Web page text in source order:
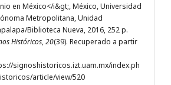
en México</i&gt;, México, Universidad
Metropolitana, Unidad
Biblioteca Nueva, 2016, 252 p.
Históricos,20(39). Recuperado a partir
signoshistoricos.izt.uam.mx/index.ph
article/view/520